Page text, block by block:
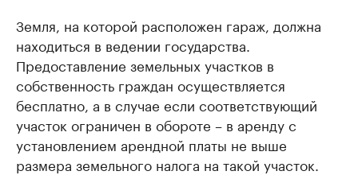
Земля, на которой расположен гараж, должна
находиться в ведении государства.
Предоставление земельных участков в
собственность граждан осуществляется
бесплатно, а в случае если соответствующий
участок ограничен в обороте – в аренду с
установлением арендной платы не выше
размера земельного налога на такой участок.